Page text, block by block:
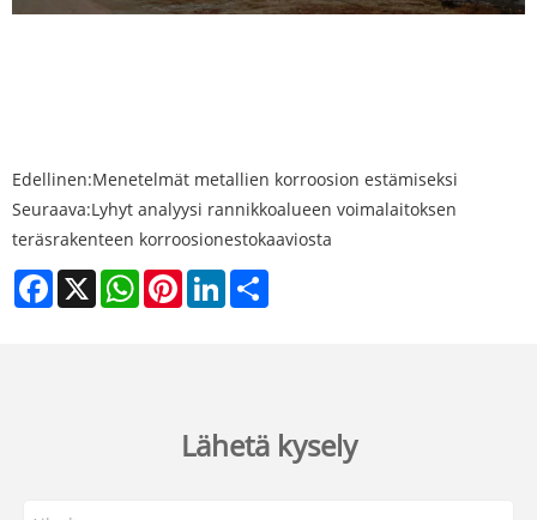
Edellinen:Menetelmät metallien korroosion estämiseksi
Seuraava:Lyhyt analyysi rannikkoalueen voimalaitoksen
teräsrakenteen korroosionestokaaviosta
Facebook
X WhatsAppPinterestLinkedIn
Lähetä kysely